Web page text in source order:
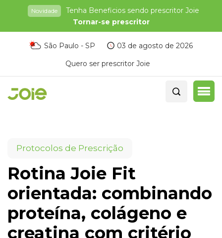
Novidade
Tenha Beneficios sendo prescritor Joie
Tornar-se prescritor
São Paulo - SP
03 de agosto de 2026
Quero ser prescritor Joie
Protocolos de Prescrição
Rotina Joie Fit
orientada: combinando
proteína, colágeno e
creatina com critério